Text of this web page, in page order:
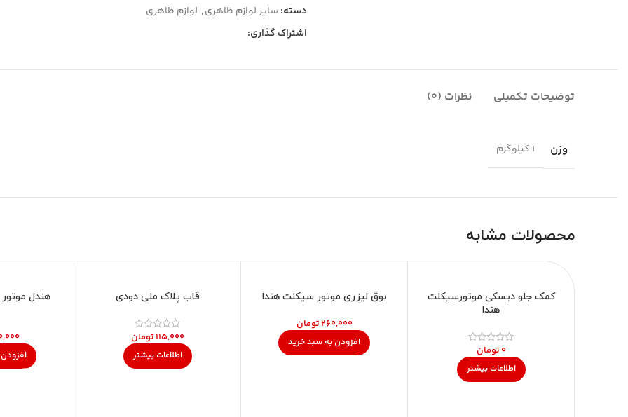
دسته: سایر لوازم ظاهری, لوازم ظاهری
اشتراک گذاری:
توضیحات تکمیلی نظرات (0)
وزن 1 کیلوگرم
محصولات مشابه
ناموجود
کمک جلو دیسکی موتورسیکلت
هندا
تومان
اطلاعات بیشتر
بوق لیزری موتور سیکلت هندا
تومان
افزودن به سبد خرید
ناموجود
قاب پلاک ملی دودی
تومان
اطلاعات بیشتر
هندل موتور